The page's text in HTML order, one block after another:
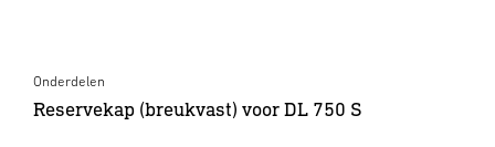
Onderdelen
Reservekap (breukvast) voor DL 750 S